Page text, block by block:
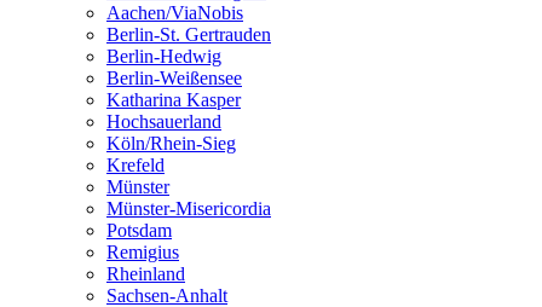
Aachen/ViaNobis
Berlin-St. Gertrauden
Berlin-Hedwig
Berlin-Weißensee
Katharina Kasper
Hochsauerland
Köln/Rhein-Sieg
Krefeld
Münster
Münster-Misericordia
Potsdam
Remigius
Rheinland
Sachsen-Anhalt